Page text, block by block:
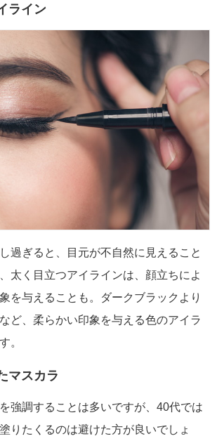
ライン
過ぎると、目元が不自然に見えること
太く目立つアイラインは、顔立ちによ
を与えることも。ダークブラックより
ど、柔らかい印象を与える色のアイラ
。
マスカラ
強調することは多いですが、40代では
りたくるのは避けた方が良いでしょ